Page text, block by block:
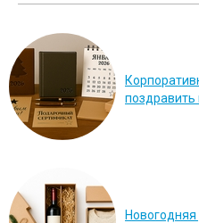
поздравить
Новогодняя